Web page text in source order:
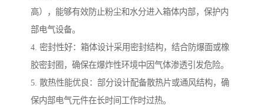
高），能够有效防止粉尘和水分进入箱体内部，保护内
部电气设备。
4. 密封性好：箱体设计采用密封结构，结合防爆面或橡
胶密封圈，确保在爆炸性环境中因气体渗透引发危险。
5. 散热性能优良：部分设计配备散热片或通风结构，确
保内部电气元件在长时间工作时过热。